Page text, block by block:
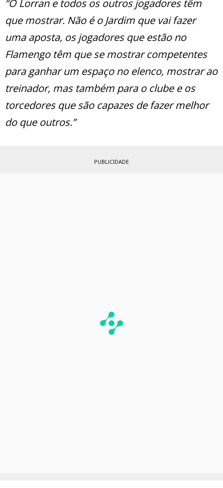
“O Lorran e todos os outros jogadores têm
que mostrar. Não é o Jardim que vai fazer
uma aposta, os jogadores que estão no
Flamengo têm que se mostrar competentes
para ganhar um espaço no elenco, mostrar ao
treinador, mas também para o clube e os
torcedores que são capazes de fazer melhor
do que outros.”
PUBLICIDADE